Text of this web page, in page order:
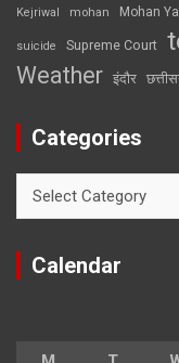
Kejriwal mohan Mohan
suicide Supreme Court
Weather इंदौर
Categories
Calendar